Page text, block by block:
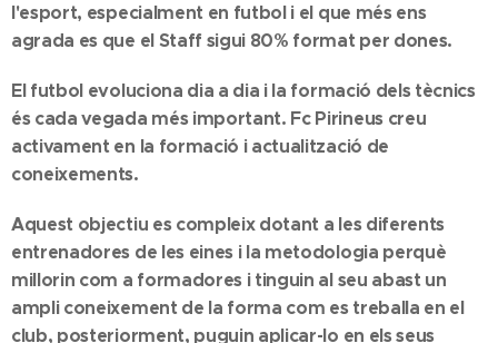
l'esport, especialment en futbol i el que més ens
agrada es que el Staff sigui 80% format per dones.
El futbol evoluciona dia a dia i la formació dels tècnics
és cada vegada més important. Fc Pirineus creu
activament en la formació i actualització de
coneixements.
Aquest objectiu es compleix dotant a les diferents
entrenadores de les eines i la metodologia perquè
millorin com a formadores i tinguin al seu abast un
ampli coneixement de la forma com es treballa en el
club, posteriorment, puguin aplicar-lo en els seus